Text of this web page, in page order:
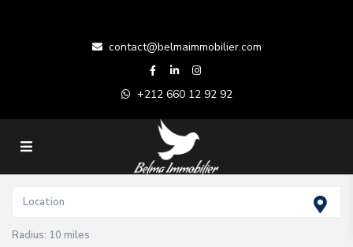
contact@belmaimmobilier.com
+212 660 12 92 92
Radius: 10 miles